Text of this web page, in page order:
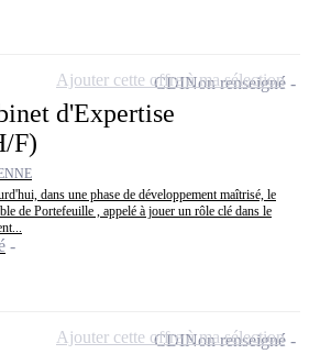
d'Expertise
F)
dans une phase de développement maîtrisé, le
de Portefeuille , appelé à jouer un rôle clé dans le
CDINon renseigné
Ajouter cette offre à ma sélection
CDINon renseigné
Ajouter cette offre à ma sélection